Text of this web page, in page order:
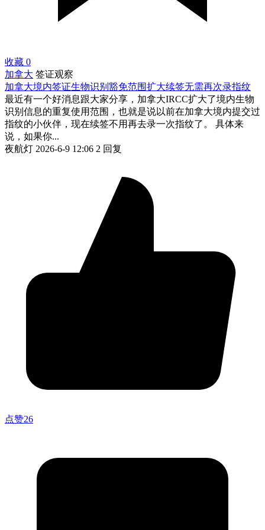
收藏 0
加拿大 签证观察
加拿大境内签证生物识别豁免范围扩大续签无需再次录指纹
最近有一个好消息跟大家分享，加拿大IRCC扩大了境内生物
识别信息的重复使用范围，也就是说以前在加拿大境内提交过
指纹的小伙伴，现在续签不用再去录一次指纹了。 具体来
说，如果你...
夜航灯 2026-6-9 12:06 2 回复
点赞26